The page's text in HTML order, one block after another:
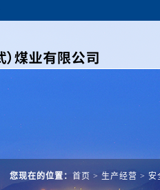
您现在的位置： 首页 > 生产经营 > 安